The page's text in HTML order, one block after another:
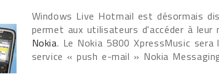
Windows Live Hotmail est désormais
permet aux utilisateurs d'accéder à
Nokia. Le Nokia 5800 XpressMusic
service « push e-mail » Nokia